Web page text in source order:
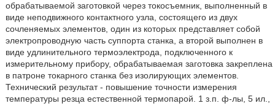
обрабатываемой заготовкой через токосъемник, выполненный в
виде неподвижного контактного узла, состоящего из двух
сочленяемых элементов, один из которых представляет собой
электропроводную часть суппорта станка, а второй выполнен в
виде удлинительного термоэлектрода, подключенного к
измерительному прибору, обрабатываемая заготовка закреплена
в патроне токарного станка без изолирующих элементов.
Технический результат - повышение точности измерения
температуры резца естественной термопарой. 1 з.п. ф-лы, 5 ил.,